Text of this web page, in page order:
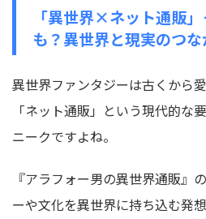
「異世界×ネット通販
も？異世界と現実のつな
異世界ファンタジーは古くから
「ネット通販」 という現代的な
ニークですよね。
『アラフォー男の異世界通販』
ーや文化を異世界に持ち込む発